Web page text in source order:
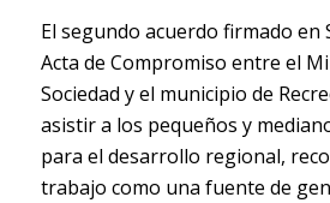
El segundo acuerdo firmado en
Acta de Compromiso entre el
Sociedad y el municipio de
asistir a los pequeños y
para el desarrollo regional,
trabajo como una fuente de